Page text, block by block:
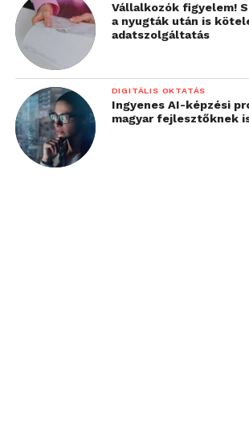
Vállalkozók figyelem!
a nyugták után is
adatszolgáltatás
DIGITÁLIS OKTATÁS
Ingyenes AI-képzési
magyar fejlesztőknek